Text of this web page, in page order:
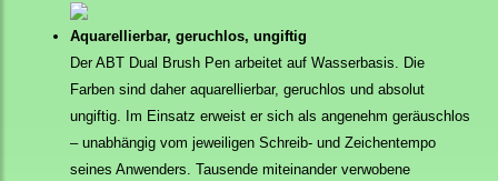
Aquarellierbar, geruchlos, ungiftig
Der ABT Dual Brush Pen arbeitet auf Wasserbasis. Die
Farben sind daher aquarellierbar, geruchlos und absolut
ungiftig. Im Einsatz erweist er sich als angenehm geräuschlos
– unabhängig vom jeweiligen Schreib- und Zeichentempo
seines Anwenders. Tausende miteinander verwobene